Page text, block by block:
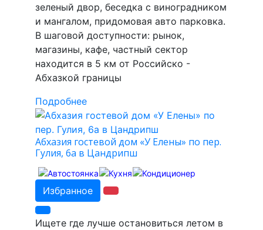
зеленый двор, беседка с виноградником
и мангалом, придомовая авто парковка.
В шаговой доступности: рынок,
магазины, кафе, частный сектор
находится в 5 км от Российско -
Абхазкой границы
Подробнее
Абхазия гостевой дом «У Елены» по пер.
Гулия, 6а в Цандрипш
Избранное
Ищете где лучше остановиться летом в